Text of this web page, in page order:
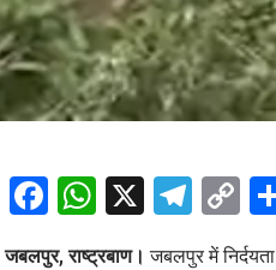
Facebook
WhatsApp
X
जबलपुर, राष्ट्रबाण।जबलपुर में